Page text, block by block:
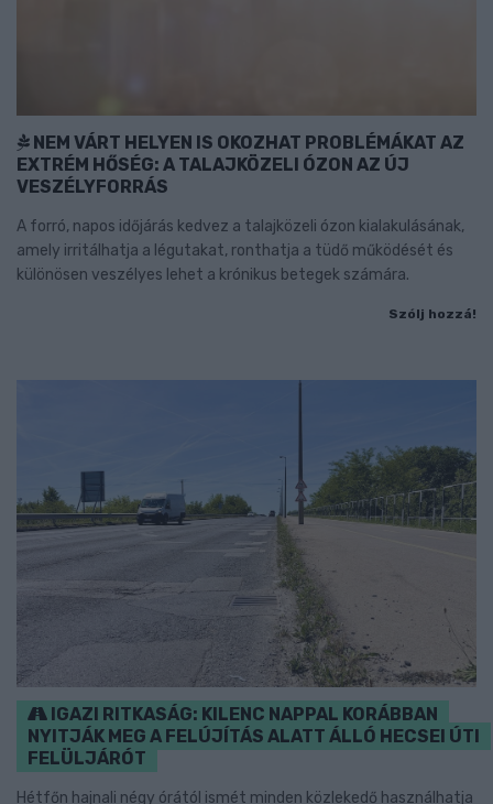
NEM VÁRT HELYEN IS OKOZHAT PROBLÉMÁKAT AZ
EXTRÉM HŐSÉG: A TALAJKÖZELI ÓZON AZ ÚJ
VESZÉLYFORRÁS
A forró, napos időjárás kedvez a talajközeli ózon kialakulásának,
amely irritálhatja a légutakat, ronthatja a tüdő működését és
különösen veszélyes lehet a krónikus betegek számára.
Szólj hozzá!
IGAZI RITKASÁG: KILENC NAPPAL KORÁBBAN
NYITJÁK MEG A FELÚJÍTÁS ALATT ÁLLÓ HECSEI ÚTI
FELÜLJÁRÓT
Hétfőn hajnali négy órától ismét minden közlekedő használhatja